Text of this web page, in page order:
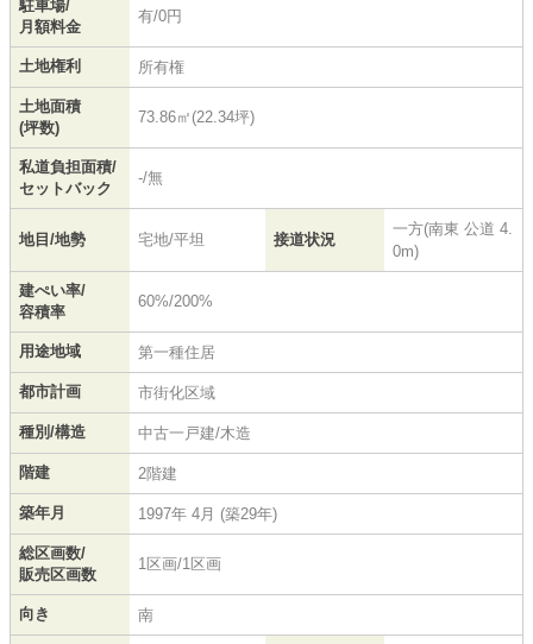
駐車場/
月額料金
有/0円
土地権利 所有権
土地面積
(坪数)
73.86㎡(22.34坪)
私道負担面積/
セットバック
-/無
地目/地勢 宅地/平坦 接道状況
一方(南東 公道 4.
0m)
建ぺい率/
容積率
60%/200%
用途地域 第一種住居
都市計画 市街化区域
種別/構造 中古一戸建/木造
階建 2階建
築年月 1997年 4月 (築29年)
総区画数/
販売区画数
1区画/1区画
向き 南